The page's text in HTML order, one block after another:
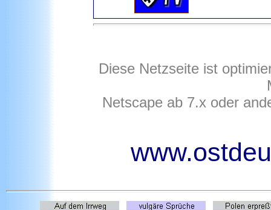
Diese Netzseite ist
Netscape ab 7.x oder